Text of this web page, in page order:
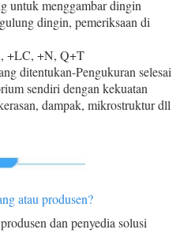
untuk menggambar dingin
dingin, pemeriksaan di
+LC, +N, Q+T
ditentukan-Pengukuran selesai
sendiri dengan kekuatan
dampak, mikrostruktur dll
atau produsen?
dan penyedia solusi